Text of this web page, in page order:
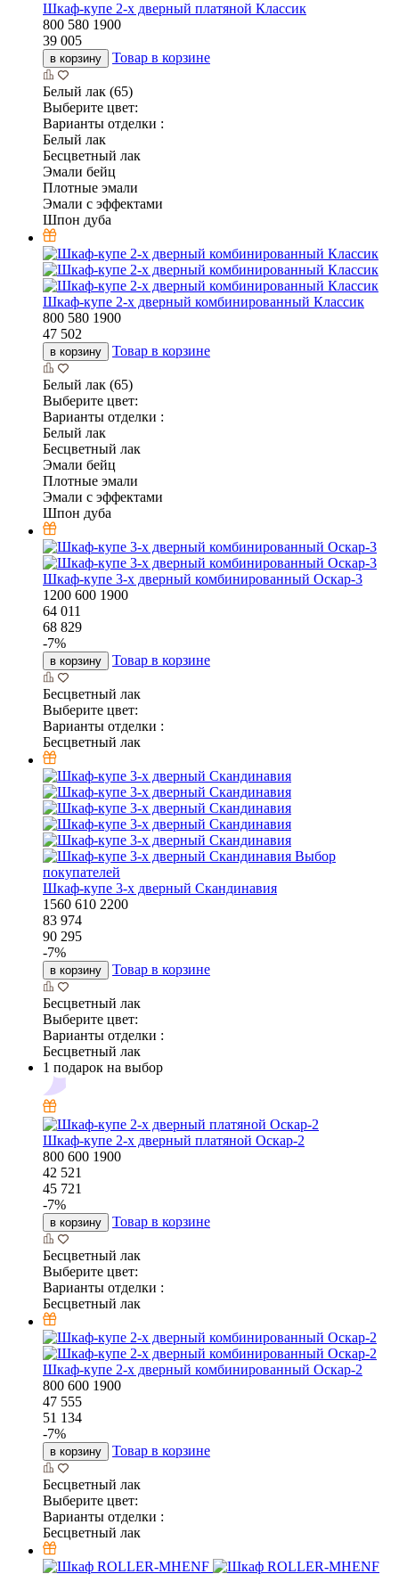
Шкаф-купе 2-х дверный платяной Классик
800 580 1900
39 005
в корзину Товар в корзине
Белый лак (65)
Выберите цвет:
Варианты отделки :
Белый лак
Бесцветный лак
Эмали бейц
Плотные эмали
Эмали с эффектами
Шпон дуба
Шкаф-купе 2-х дверный комбинированный Классик
800 580 1900
47 502
в корзину Товар в корзине
Белый лак (65)
Выберите цвет:
Варианты отделки :
Белый лак
Бесцветный лак
Эмали бейц
Плотные эмали
Эмали с эффектами
Шпон дуба
Шкаф-купе 3-х дверный комбинированный Оскар-3
1200 600 1900
64 011
68 829
-7%
в корзину Товар в корзине
Бесцветный лак
Выберите цвет:
Варианты отделки :
Бесцветный лак
Выбор
покупателей
Шкаф-купе 3-х дверный Скандинавия
1560 610 2200
83 974
90 295
-7%
в корзину Товар в корзине
Бесцветный лак
Выберите цвет:
Варианты отделки :
Бесцветный лак
1 подарок на выбор
Шкаф-купе 2-х дверный платяной Оскар-2
800 600 1900
42 521
45 721
-7%
в корзину Товар в корзине
Бесцветный лак
Выберите цвет:
Варианты отделки :
Бесцветный лак
Шкаф-купе 2-х дверный комбинированный Оскар-2
800 600 1900
47 555
51 134
-7%
в корзину Товар в корзине
Бесцветный лак
Выберите цвет:
Варианты отделки :
Бесцветный лак